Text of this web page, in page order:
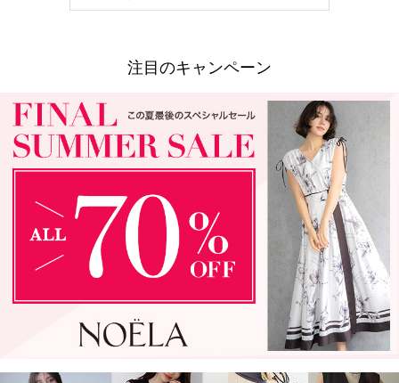
注目のキャンペーン